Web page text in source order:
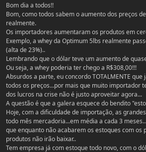
Bom dia a todos!!
Bom, como todos sabem o aumento dos preços
realmente.
Os importadores aumentaram os produtos em
Exemplo, a whey da Optimum 5lbs realmente
(alta de 23%)..
Lembrando que o dólar teve um aumento de
Ou seja, a whey poderia ter chego a R$308,00!!!
Absurdos a parte, eu concordo TOTALMENTE
todos os preços...por mais que muito importador
dos lucros na crise não é justo aproveitar agora...
A questão é que a galera esquece do bendito
Hoje, com a dificuldade de importação, as
todo mês mercadoria...em média a cada 3
que enquanto não acabarem os estoques com os
produtos não irão baixar..
Tem empresa já com estoque todo novo, com o